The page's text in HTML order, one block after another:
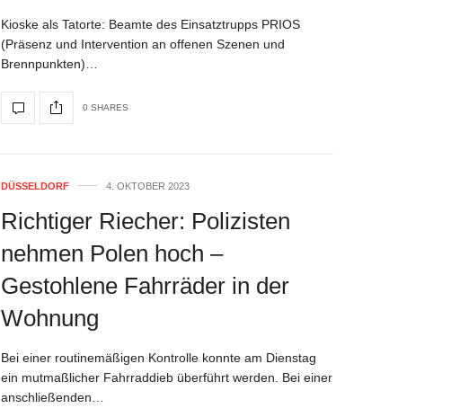
Kioske als Tatorte: Beamte des Einsatztrupps PRIOS
(Präsenz und Intervention an offenen Szenen und
Brennpunkten)…
0 SHARES
DÜSSELDORF 4. OKTOBER 2023
Richtiger Riecher: Polizisten
nehmen Polen hoch –
Gestohlene Fahrräder in der
Wohnung
Bei einer routinemäßigen Kontrolle konnte am Dienstag
ein mutmaßlicher Fahrraddieb überführt werden. Bei einer
anschließenden…